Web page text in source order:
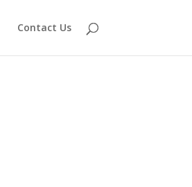
Contact Us